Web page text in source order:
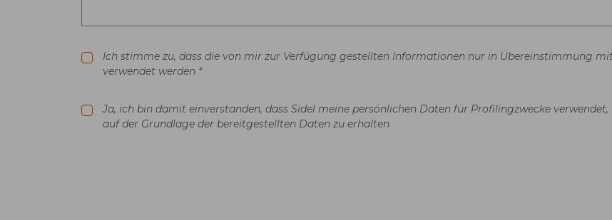
Ich stimme zu, dass die von mir zur Verfügung gestellten Informationen nur in Übereinstimmung
verwendet werden *
Ja, ich bin damit einverstanden, dass Sidel meine persönlichen Daten für Profilingzwecke
auf der Grundlage der bereitgestellten Daten zu erhalten